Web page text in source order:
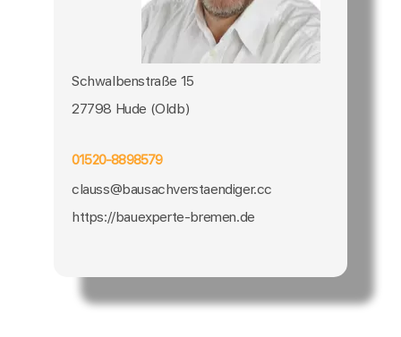
Schwalbenstraße 15
27798 Hude (Oldb)
01520-8898579
clauss@bausachverstaendiger.cc
https://bauexperte-bremen.de